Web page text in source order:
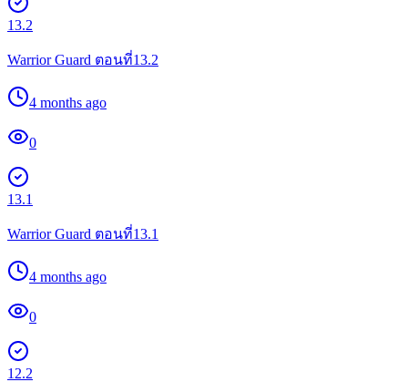
13.2
Warrior Guard ตอนที่13.2
4 months ago
0
13.1
Warrior Guard ตอนที่13.1
4 months ago
0
12.2